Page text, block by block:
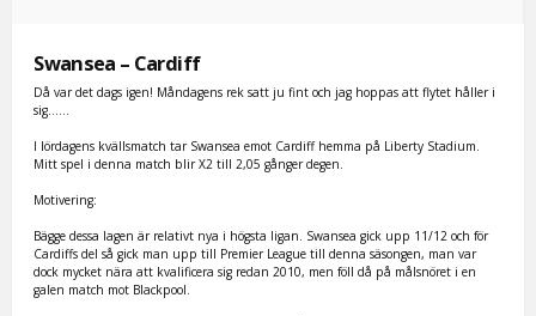
Swansea – Cardiff
Då var det dags igen! Måndagens rek satt ju fint och jag hoppas att flytet håller i
sig......
I lördagens kvällsmatch tar Swansea emot Cardiff hemma på Liberty Stadium.
Mitt spel i denna match blir X2 till 2,05 gånger degen.
Motivering:
Bägge dessa lagen är relativt nya i högsta ligan. Swansea gick upp 11/12 och för
Cardiffs del så gick man upp till Premier League till denna säsongen, man var
dock mycket nära att kvalificera sig redan 2010, men föll då på målsnöret i en
galen match mot Blackpool.